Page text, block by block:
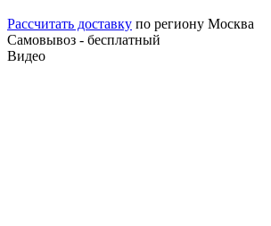
Рассчитать доставку по региону Москва
Самовывоз - бесплатный
Видео